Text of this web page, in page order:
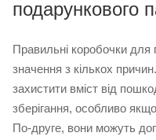
подарункового
Правильні коробочки
значення з кількох
захистити вміст від
зберігання, особливо
По-друге, вони можуть